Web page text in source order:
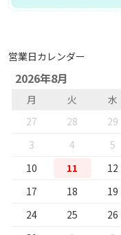
営業日カレンダー
2026年8月
月 火 水
27
28 29
3
4 5
10
11 12
17
18 19
24
25 26